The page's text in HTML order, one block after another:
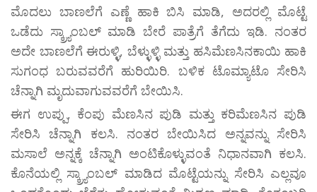
ಮೊದಲು ಬಾಣಲೆಗೆ ಎಣ್ಣೆ ಹಾಕಿ ಬಿಸಿ ಮಾಡಿ, ಅದರಲ್ಲಿ ಮೊಟ್ಟೆ
ಒಡೆದು ಸ್ಕ್ರ್ಯಾಂಬಲ್ ಮಾಡಿ ಬೇರೆ ಪಾತ್ರೆಗೆ ತೆಗೆದು ಇಡಿ. ನಂತರ
ಅದೇ ಬಾಣಲೆಗೆ ಈರುಳ್ಳಿ, ಬೆಳ್ಳುಳ್ಳಿ ಮತ್ತು ಹಸಿಮೆಣಸಿನಕಾಯಿ ಹಾಕಿ
ಸುಗಂಧ ಬರುವವರೆಗೆ ಹುರಿಯಿರಿ. ಬಳಿಕ ಟೊಮ್ಯಾಟೊ ಸೇರಿಸಿ
ಚೆನ್ನಾಗಿ ಮೃದುವಾಗುವವರೆಗೆ ಬೇಯಿಸಿ.
ಈಗ ಉಪ್ಪು, ಕೆಂಪು ಮೆಣಸಿನ ಪುಡಿ ಮತ್ತು ಕರಿಮೆಣಸಿನ ಪುಡಿ
ಸೇರಿಸಿ ಚೆನ್ನಾಗಿ ಕಲಸಿ. ನಂತರ ಬೇಯಿಸಿದ ಅನ್ನವನ್ನು ಸೇರಿಸಿ
ಮಸಾಲೆ ಅನ್ನಕ್ಕೆ ಚೆನ್ನಾಗಿ ಅಂಟಿಕೊಳ್ಳುವಂತೆ ನಿಧಾನವಾಗಿ ಕಲಸಿ.
ಕೊನೆಯಲ್ಲಿ ಸ್ಕ್ರ್ಯಾಂಬಲ್ ಮಾಡಿದ ಮೊಟ್ಟೆಯನ್ನು ಸೇರಿಸಿ ಎಲ್ಲವೂ